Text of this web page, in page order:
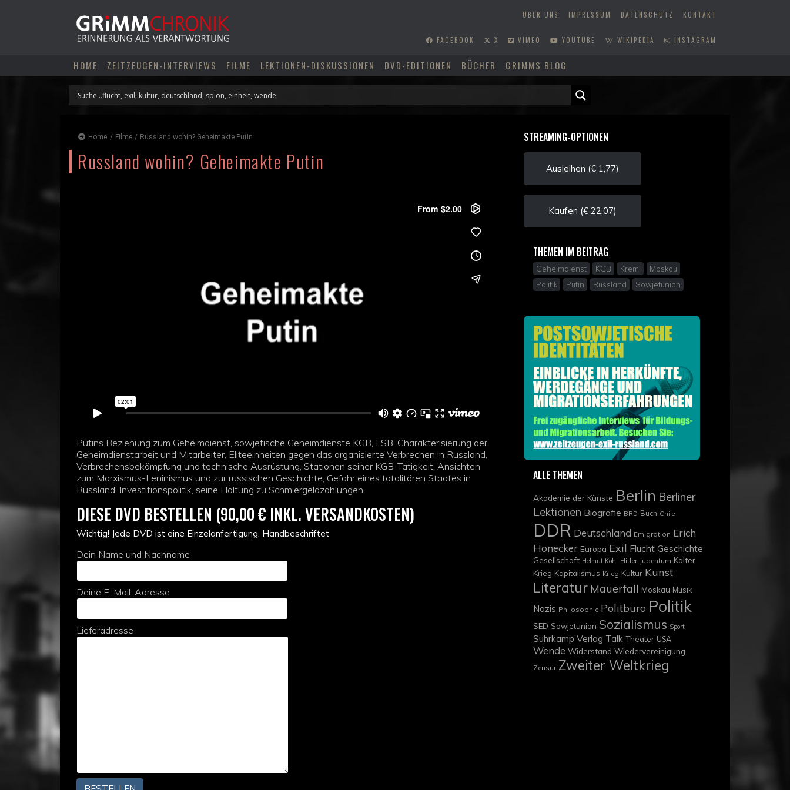
ÜBER UNS IMPRESSUM DATENSCHUTZ KONTAKT
FACEBOOK X VIMEO YOUTUBE WIKIPEDIA INSTAGRAM
HOME ZEITZEUGEN-INTERVIEWS FILME LEKTIONEN-DISKUSSIONEN DVD-EDITIONEN BÜCHER GRIMMS BLOG
Home / Filme / Russland wohin? Geheimakte Putin
Russland wohin? Geheimakte Putin
Putins Beziehung zum Geheimdienst, sowjetische Geheimdienste KGB, FSB, Charakterisierung der
Geheimdienstarbeit und Mitarbeiter, Eliteeinheiten gegen das organisierte Verbrechen in Russland,
Verbrechensbekämpfung und technische Ausrüstung, Stationen seiner KGB-Tätigkeit, Ansichten
zum Marxismus-Leninismus und zur russischen Geschichte, Gefahr eines totalitären Staates in
Russland, Investitionspolitik, seine Haltung zu Schmiergeldzahlungen.
DIESE DVD BESTELLEN (90,00 € INKL. VERSANDKOSTEN)
Wichtig! Jede DVD ist eine Einzelanfertigung, Handbeschriftet
Dein Name und Nachname
Deine E-Mail-Adresse
Lieferadresse
STREAMING-OPTIONEN
Ausleihen (€ 1,77)
Kaufen (€ 22,07)
THEMEN IM BEITRAG
Geheimdienst KGB Kreml
Moskau
Politik
Putin Russland Sowjetunion
ALLE THEMEN
Akademie der Künste Berlin Berliner
Lektionen Biografie BRD Buch Chile
DDR Deutschland Emigration Erich
Honecker Europa Exil Flucht Geschichte
Gesellschaft Helmut Kohl Hitler Judentum Kalter
Krieg Kapitalismus Krieg Kultur Kunst
Literatur Mauerfall Moskau Musik
Nazis Philosophie Politbüro Politik
SED Sowjetunion Sozialismus Sport
Suhrkamp Verlag Talk Theater USA
Wende Widerstand Wiedervereinigung
Zensur Zweiter Weltkrieg